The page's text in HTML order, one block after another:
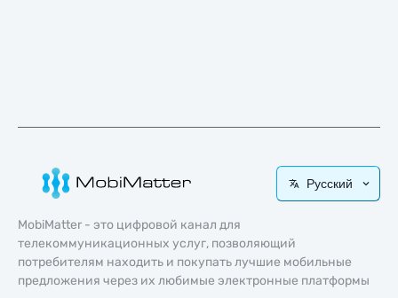
Русский
MobiMatter - это цифровой канал для
телекоммуникационных услуг, позволяющий
потребителям находить и покупать лучшие мобильные
предложения через их любимые электронные платформы